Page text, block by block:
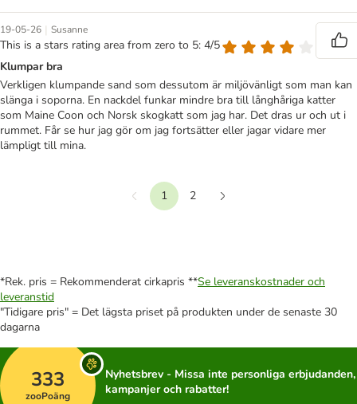
19-05-26 | Susanne
This is a stars rating area from zero to 5: 4/5
Klumpar bra
Verkligen klumpande sand som dessutom är miljövänligt som man kan
slänga i soporna. En nackdel funkar mindre bra till långhåriga katter
som Maine Coon och Norsk skogkatt som jag har. Det dras ur och ut i
rummet. Får se hur jag gör om jag fortsätter eller jagar vidare mer
lämpligt till mina.
Föregående
1
2
*Rek. pris = Rekommenderat cirkapris **Se leveranskostnader och
leveranstid
"Tidigare pris" = Det lägsta priset på produkten under de senaste 30
dagarna
333
zooPoäng
Nyhetsbrev - Missa inte personliga erbjudanden,
kampanjer och rabatter!